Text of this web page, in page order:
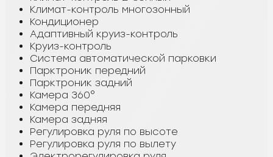
Климат-контроль многозонный
Кондиционер
Адаптивный круиз-контроль
Круиз-контроль
Система автоматической парковки
Парктроник передний
Парктроник задний
Камера 360°
Камера передняя
Камера задняя
Регулировка руля по высоте
Регулировка руля по вылету